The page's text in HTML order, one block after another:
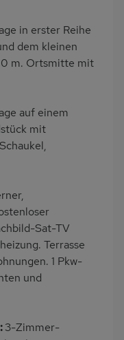
inklusive
in erster Reihe
dem kleinen
m. Ortsmitte mit
auf einem
mit
Sat-TV
Terrasse
1 Pkw-
und
3-Zimmer-